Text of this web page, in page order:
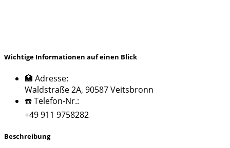
Wichtige Informationen auf einen Blick
🏥 Adresse:
Waldstraße 2A, 90587 Veitsbronn
☎️ Telefon-Nr.:
+49 911 9758282
Beschreibung